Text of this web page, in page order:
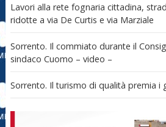
Lavori alla rete fognaria cittadina,
ridotte a via De Curtis e via Marziale
Sorrento. Il commiato durante il
sindaco Cuomo – video –
Sorrento. Il turismo di qualità premia i